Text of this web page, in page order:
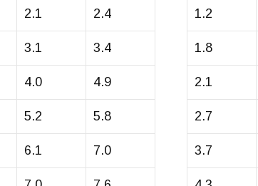
2.1 2.4 1.2
3.1 3.4 1.8
4.0 4.9 2.1
5.2 5.8 2.7
6.1 7.0 3.7